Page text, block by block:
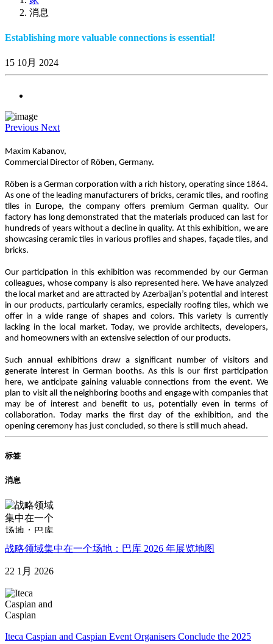
消息
Establishing more valuable connections is essential!
15 10月 2024
Previous Next
Maxim Kabanov,
Commercial Director of Röben, Germany.
Röben is a German corporation with a rich history, operating since 1864.
As one of the leading manufacturers of bricks, ceramic tiles, and roofing
tiles in Europe, the company offers premium German quality. Our
factory has long demonstrated that the materials produced can last for
hundreds of years without a decline in quality. At this exhibition, we are
showcasing ceramic tiles in various profiles and shapes, façade tiles, and
bricks.
Our participation in this exhibition was recommended by our German
colleagues, whose company is also represented here. We have analyzed
the local market and are attracted by Azerbaijan’s potential and interest
in our products, particularly ceramics, especially roofing tiles, which we
offer in a wide range of shapes and colors. This variety is currently
lacking in the local market. Today, we provide architects, developers,
and homeowners with an extensive selection of our products.
Such annual exhibitions draw a significant number of visitors and
generate interest in German booths. As this is our first participation
here, we anticipate gaining valuable connections from the event. We
plan to visit all the neighboring booths and engage with companies that
may be of interest and benefit to us, potentially even in terms of
collaboration. Today marks the first day of the exhibition, and the
opening ceremony has just concluded, so there is still much ahead.
标签
消息
战略领域集中在一个场地：巴库 2026 年展览地图
22 1月 2026
Iteca Caspian and Caspian Event Organisers Conclude the 2025